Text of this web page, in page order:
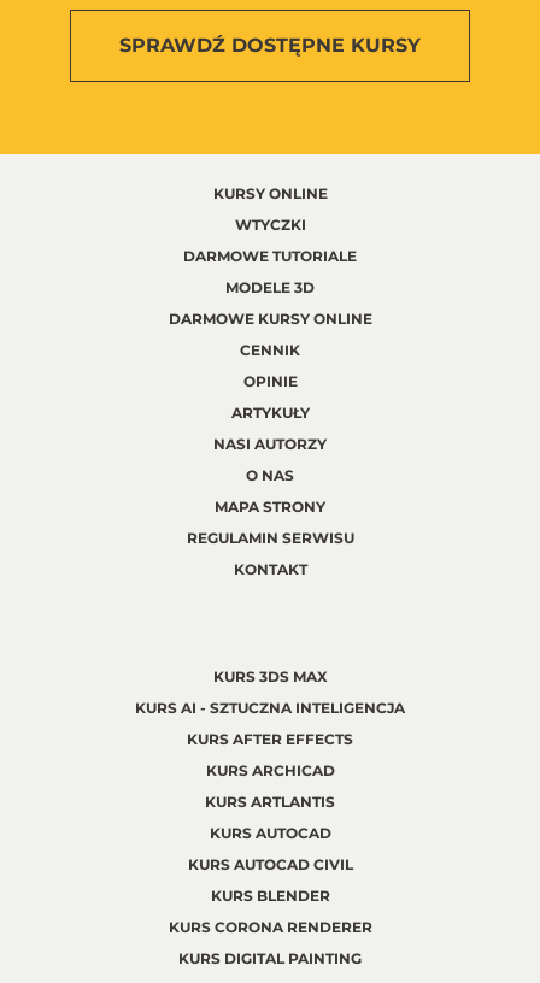
SPRAWDŹ DOSTĘPNE KURSY
KURSY ONLINE
WTYCZKI
DARMOWE TUTORIALE
MODELE 3D
DARMOWE KURSY ONLINE
CENNIK
OPINIE
ARTYKUŁY
NASI AUTORZY
O NAS
MAPA STRONY
REGULAMIN SERWISU
KONTAKT
KURS 3DS MAX
KURS AI - SZTUCZNA INTELIGENCJA
KURS AFTER EFFECTS
KURS ARCHICAD
KURS ARTLANTIS
KURS AUTOCAD
KURS AUTOCAD CIVIL
KURS BLENDER
KURS CORONA RENDERER
KURS DIGITAL PAINTING